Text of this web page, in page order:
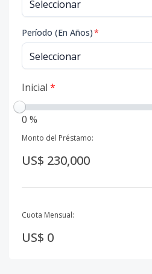
Período (En Años)*
Inicial *
0 %
Monto del Préstamo:
US$ 230,000
Cuota Mensual:
US$ 0